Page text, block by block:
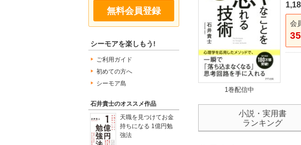
無料会員登録
シーモアを楽しもう!
ご利用ガイド
初めての方へ
シーモア島
石井貴士のオススメ作品
天職を見つけてお金
持ちになる 1億円勉
強法
1巻配信中
会
小説・実用書
ランキング